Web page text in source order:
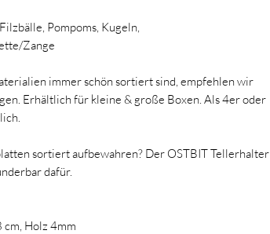
Pompoms, Kugeln,
Zange
immer schön sortiert sind, empfehlen wir
Erhältlich für kleine & große Boxen. Als 4er oder
sortiert aufbewahren? Der OSTBIT Tellerhalter
dafür.
Holz 4mm